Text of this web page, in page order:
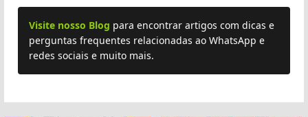
Visite nosso Blog para encontrar artigos com dicas e
perguntas frequentes relacionadas ao WhatsApp e
redes sociais e muito mais.